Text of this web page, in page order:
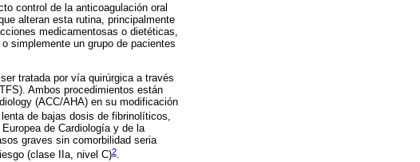
control de la anticoagulación oral
alteran esta rutina, principalmente
medicamentosas o dietéticas,
simplemente un grupo de pacientes
tratada por vía quirúrgica a través
Ambos procedimientos están
(ACC/AHA) en su modificación
de bajas dosis de fibrinolíticos,
de Cardiología y de la
graves sin comorbilidad seria
(clase IIa, nivel C)2.